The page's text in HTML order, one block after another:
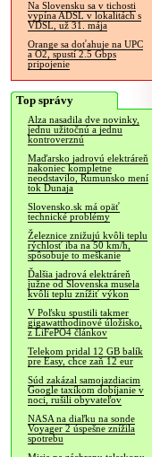
Na Slovensku sa v tichosti
vypína ADSL v lokalitách s
VDSL, už 31. mája
Orange sa doťahuje na UPC
a O2, spustí 2.5 Gbps
pripojenie
Top správy
Alza nasadila dve novinky,
jednu užitočnú a jednu
kontroverznú
Maďarsko jadrovú elektráreň
nakoniec kompletne
neodstavilo, Rumunsko mení
tok Dunaja
Slovensko.sk má opäť
technické problémy
Železnice znižujú kvôli teplu
rýchlosť iba na 50 km/h,
spôsobuje to meškanie
Ďalšia jadrová elektráreň
južne od Slovenska musela
kvôli teplu znížiť výkon
V Poľsku spustili takmer
gigawatthodinové úložisko,
z LiFePO4 článkov
Telekom pridal 12 GB balík
pre Easy, chce zaň 12 eur
Súd zakázal samojazdiacim
Google taxíkom dobíjanie v
noci, rušili obyvateľov
NASA na diaľku na sonde
Voyager 2 úspešne znížila
spotrebu